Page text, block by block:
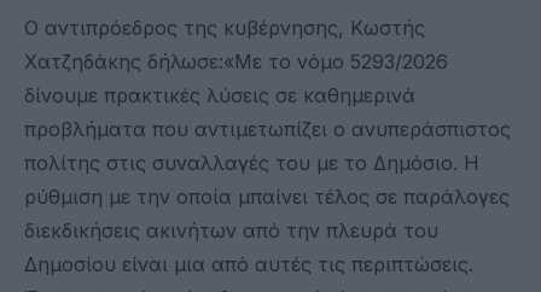
Ο αντιπρόεδρος της κυβέρνησης, Κωστής
Χατζηδάκης δήλωσε:«Με το νόμο 5293/2026
δίνουμε πρακτικές λύσεις σε καθημερινά
προβλήματα που αντιμετωπίζει ο ανυπεράσπιστος
πολίτης στις συναλλαγές του με το Δημόσιο. Η
ρύθμιση με την οποία μπαίνει τέλος σε παράλογες
διεκδικήσεις ακινήτων από την πλευρά του
Δημοσίου είναι μια από αυτές τις περιπτώσεις.